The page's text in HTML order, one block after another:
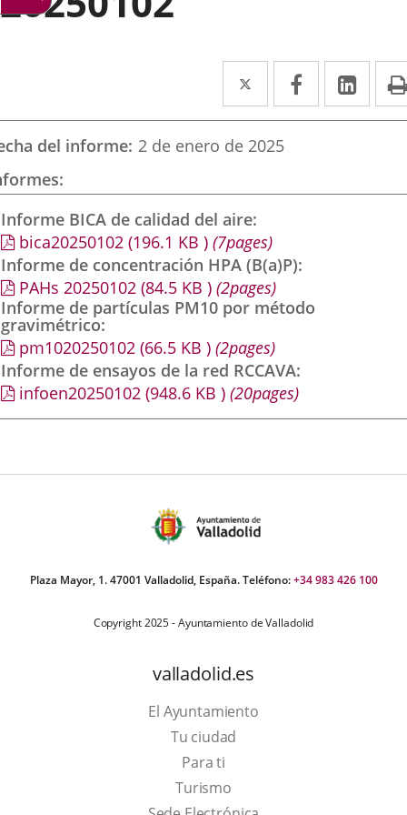
Twitter
Enlace
a
una
externa.
Facebook
Enlace
a
externa.
a
del informe 2 de enero de 2025
Informe BICA de calidad del aire
bica20250102 (196.1 KB ) (7pages)
Informe de concentración HPA (B(a)P)
PAHs 20250102 (84.5 KB ) (2pages)
Informe de partículas PM10 por método
gravimétrico
pm1020250102 (66.5 KB ) (2pages)
Informe de ensayos de la red RCCAVA
infoen20250102 (948.6 KB ) (20pages)
Plaza Mayor, 1. 47001 Valladolid, España. Teléfono:+34 983 426 100
Copyright 2025 - Ayuntamiento de Valladolid
valladolid.es
El Ayuntamiento
Tu ciudad
Para ti
TurismoEste